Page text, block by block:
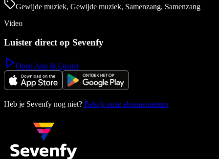
Gewijde muziek, Gewijde muziek, Samenzang, Samenzang
Video
Luister direct op Sevenfy
Open App & Luister
Heb je Sevenfy nog niet? Bekijk onze abonnementen